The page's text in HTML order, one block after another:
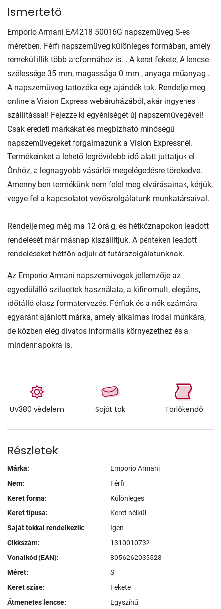
Ismertető
Emporio Armani EA4218 50016G napszemüveg S-es
méretben. Férfi napszemüveg különleges formában, amely
remekül illik több arcformához is. . A keret fekete, A lencse
szélessége 35 mm, magassága 0 mm , anyaga műanyag .
A napszemüveg tartozéka egy ajándék tok. Rendelje meg
online a Vision Express webáruházából, akár ingyenes
szállítással! Fejezze ki egyéniségét új napszemüvegével!
Csak eredeti márkákat és megbízható minőségű
napszemüvegeket forgalmazunk a Vision Expressnél.
Termékeinket a lehető legrövidebb idő alatt juttatjuk el
Önhöz, a legnagyobb vásárlói megelégedésre törekedve.
Amennyiben termékünk nem felel meg elvárásainak, kérjük,
vegye fel a kapcsolatot vevőszolgálatunk munkatársaival.
Rendelje meg még ma 12 óráig, és hétköznapokon leadott
rendelését már másnap kiszállítjuk. A pénteken leadott
rendeléseket hétfőn adjuk át futárszolgálatunknak.
Az Emporio Armani napszemüvegek jellemzője az
egyedülálló sziluettek használata, a kifinomult, elegáns,
időtálló olasz formatervezés. Férfiak és a nők számára
egyaránt ajánlott márka, amely alkalmas irodai munkára,
de közben elég divatos informális környezethez és a
mindennapokra is.
UV380 védelem Saját tok Törlőkendő
Részletek
Márka:
Emporio Armani
Nem:
Férfi
Keret forma:
Különleges
Keret típusa:
Keret nélküli
Saját tokkal rendelkezik:
Igen
Cikkszám:
1310010732
Vonalkód (EAN):
8056262035528
Méret:
S
Keret színe:
Fekete
Átmenetes lencse:
Egyszínű